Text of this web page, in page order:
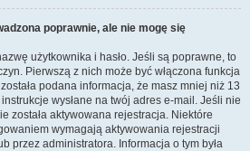
poprawnie, ale nie mogę się
użytkownika i hasło. Jeśli są poprawne, to
Pierwszą z nich może być włączona funkcja
podana informacja, że masz mniej niż 13
wysłane na twój adres e-mail. Jeśli nie
została aktywowana rejestracja. Niektóre
wymagają aktywowania rejestracji
przez administratora. Informacja o tym była